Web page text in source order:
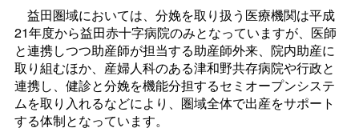
益田圏域においては、分娩を取り扱う医療機関は平成
21年度から益田赤十字病院のみとなっていますが、医師
と連携しつつ助産師が担当する助産師外来、院内助産に
取り組むほか、産婦人科のある津和野共存病院や行政と
連携し、健診と分娩を機能分担するセミオープンシステ
ムを取り入れるなどにより、圏域全体で出産をサポート
する体制となっています。